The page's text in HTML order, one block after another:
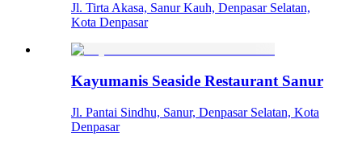
Jl. Tirta Akasa, Sanur Kauh, Denpasar Selatan,
Kota Denpasar
Kayumanis Seaside Restaurant Sanur
Jl. Pantai Sindhu, Sanur, Denpasar Selatan, Kota
Denpasar